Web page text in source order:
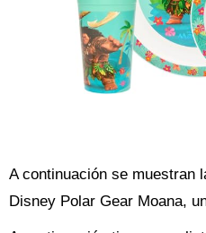
A continuación se muestran
Disney Polar Gear Moana,